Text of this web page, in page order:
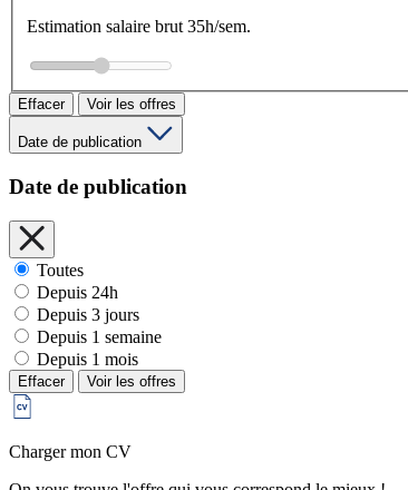
Estimation salaire brut 35h/sem.
Effacer Voir les offres
Date de publication
Date de publication
Toutes
Depuis 24h
Depuis 3 jours
Depuis 1 semaine
Depuis 1 mois
Effacer Voir les offres
Charger mon CV